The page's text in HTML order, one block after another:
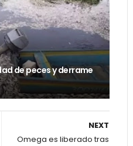
de peces y derrame
NEXT
Omega es liberado tras